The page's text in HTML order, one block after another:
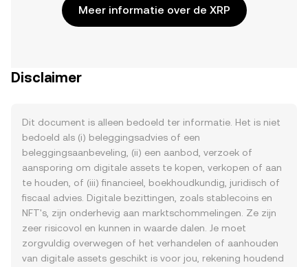
Meer informatie over de XRP
Disclaimer
Dit document is alleen bedoeld ter informatie. Het is niet
bedoeld als (i) beleggingsadvies of een
beleggingsaanbeveling, (ii) een aanbod, verzoek of
aansporing om digitale assets te kopen, verkopen of aan
te houden, of (iii) financieel, boekhoudkundig, juridisch of
fiscaal advies. Digitale bezittingen, zoals stablecoins en
NFT's, zijn onderhevig aan marktschommelingen. Ze zijn
zeer risicovol en kunnen in waarde dalen. Je moet
zorgvuldig overwegen of het verhandelen of aanhouden
van digitale assets geschikt is voor jou, rekening houdend